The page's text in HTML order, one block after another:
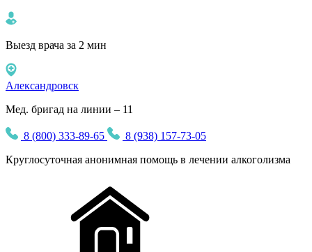
Выезд врача за 2 мин
Александровск
Мед. бригад на линии – 11
8 (800) 333-89-65
8 (938) 157-73-05
Круглосуточная анонимная помощь в лечении алкоголизма